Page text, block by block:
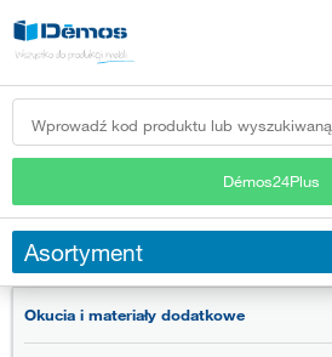
Démos24Plus
Asortyment
Okucia i materiały dodatkowe